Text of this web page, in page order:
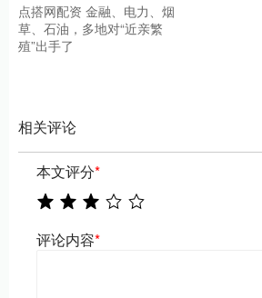
点搭网配资 金融、电力、烟
草、石油，多地对“近亲繁
殖”出手了
相关评论
本文评分*
评论内容*